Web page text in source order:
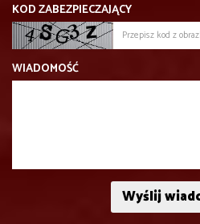
KOD ZABEZPIECZAJĄCY
WIADOMOŚĆ